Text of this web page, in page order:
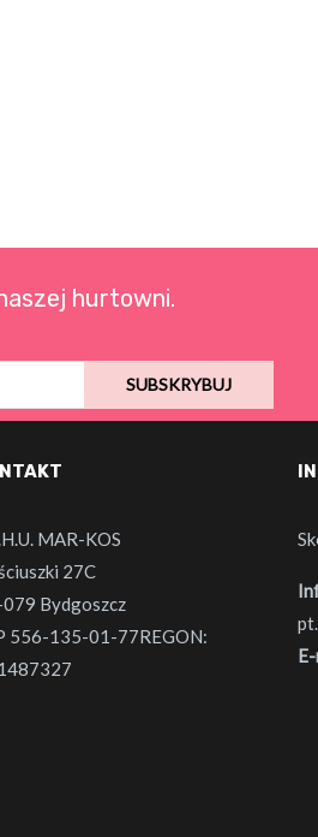
hurtowni.
SUBSKRYBUJ
MAR-KOS
27C
Bydgoszcz
556-135-01-77REGON: